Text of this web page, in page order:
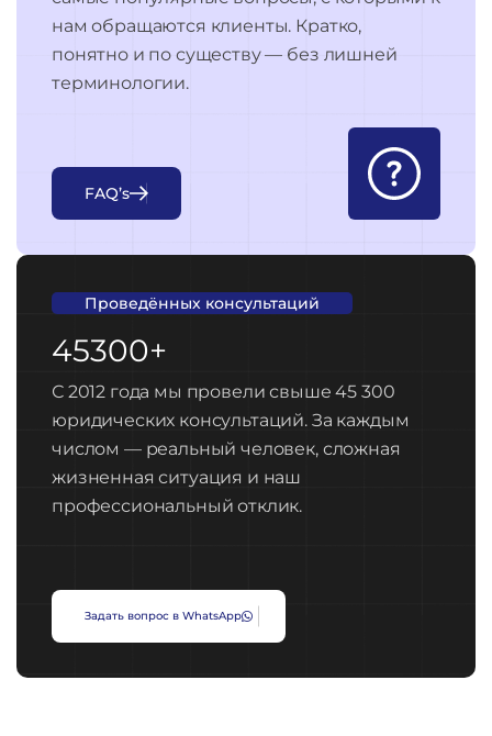
нам обращаются клиенты. Кратко,
понятно и по существу — без лишней
терминологии.
FAQ’s
Проведённых консультаций
45300+
С 2012 года мы провели свыше 45 300
юридических консультаций. За каждым
числом — реальный человек, сложная
жизненная ситуация и наш
профессиональный отклик.
Задать вопрос в WhatsApp